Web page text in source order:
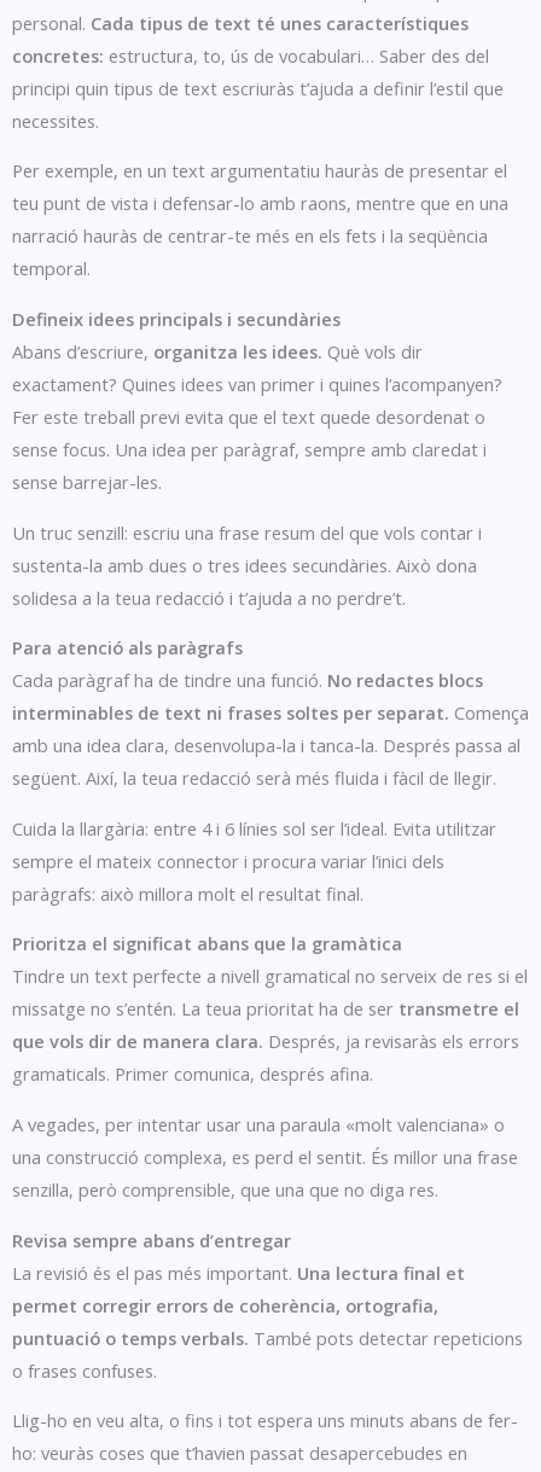
personal. Cada tipus de text té unes característiques
concretes: estructura, to, ús de vocabulari… Saber des del
principi quin tipus de text escriuràs t’ajuda a definir l’estil que
necessites.
Per exemple, en un text argumentatiu hauràs de presentar el
teu punt de vista i defensar-lo amb raons, mentre que en una
narració hauràs de centrar-te més en els fets i la seqüència
temporal.
Defineix idees principals i secundàries
Abans d’escriure, organitza les idees. Què vols dir
exactament? Quines idees van primer i quines l’acompanyen?
Fer este treball previ evita que el text quede desordenat o
sense focus. Una idea per paràgraf, sempre amb claredat i
sense barrejar-les.
Un truc senzill: escriu una frase resum del que vols contar i
sustenta-la amb dues o tres idees secundàries. Això dona
solidesa a la teua redacció i t’ajuda a no perdre’t.
Para atenció als paràgrafs
Cada paràgraf ha de tindre una funció. No redactes blocs
interminables de text ni frases soltes per separat. Comença
amb una idea clara, desenvolupa-la i tanca-la. Després passa al
següent. Així, la teua redacció serà més fluida i fàcil de llegir.
Cuida la llargària: entre 4 i 6 línies sol ser l’ideal. Evita utilitzar
sempre el mateix connector i procura variar l’inici dels
paràgrafs: això millora molt el resultat final.
Prioritza el significat abans que la gramàtica
Tindre un text perfecte a nivell gramatical no serveix de res si el
missatge no s’entén. La teua prioritat ha de ser transmetre el
que vols dir de manera clara. Després, ja revisaràs els errors
gramaticals. Primer comunica, després afina.
A vegades, per intentar usar una paraula «molt valenciana» o
una construcció complexa, es perd el sentit. És millor una frase
senzilla, però comprensible, que una que no diga res.
Revisa sempre abans d’entregar
La revisió és el pas més important. Una lectura final et
permet corregir errors de coherència, ortografia,
puntuació o temps verbals. També pots detectar repeticions
o frases confuses.
Llig-ho en veu alta, o fins i tot espera uns minuts abans de fer-
ho: veuràs coses que t’havien passat desapercebudes en